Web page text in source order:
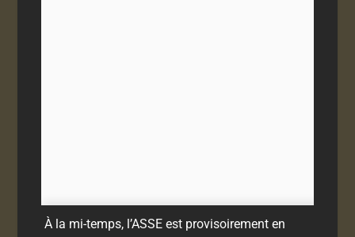
À la mi-temps, l’ASSE est provisoirement en